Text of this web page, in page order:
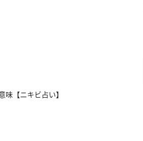
【ニキビ占い】